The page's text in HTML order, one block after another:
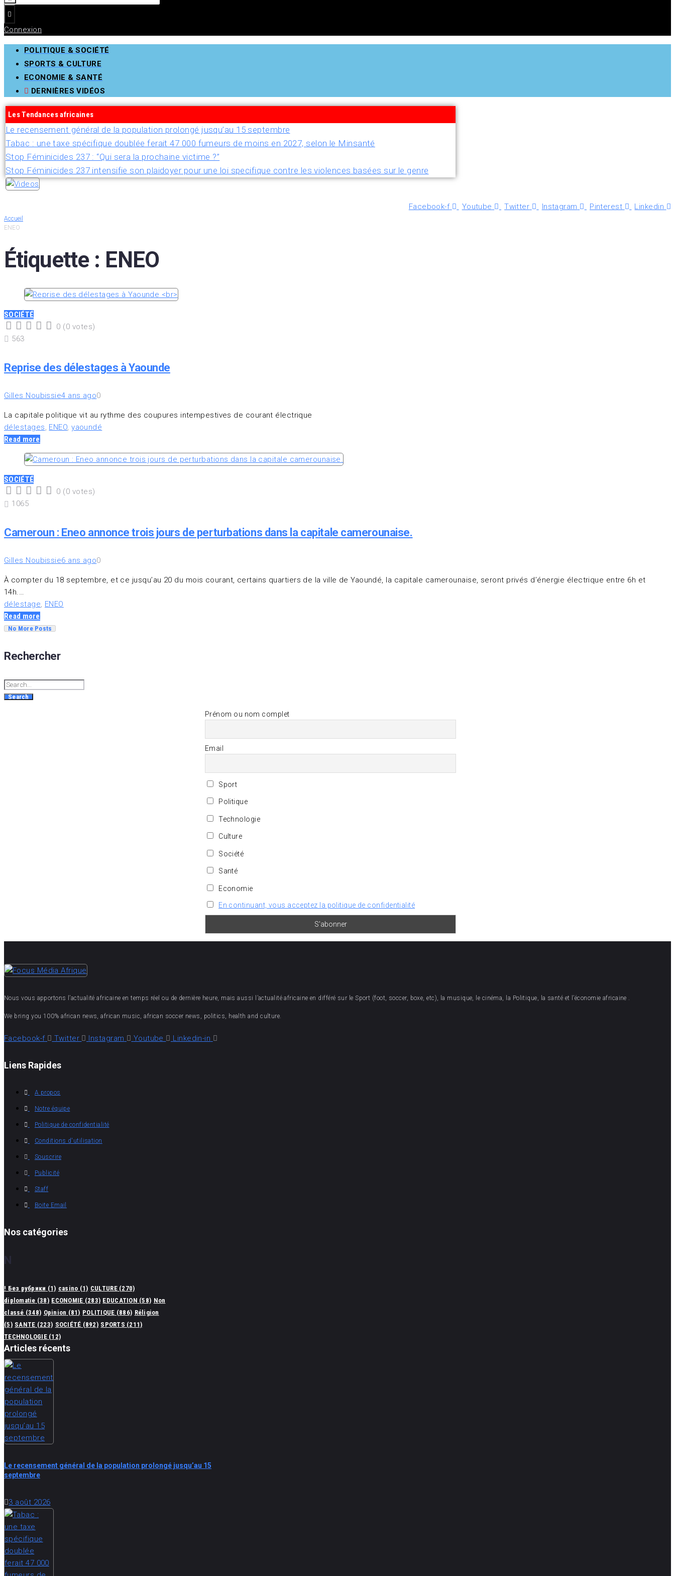
Connexion
POLITIQUE & SOCIÉTÉ
SPORTS & CULTURE
ECONOMIE & SANTÉ
DERNIÈRES VIDÉOS
Les Tendances africaines
Le recensement général de la population prolongé jusqu’au 15 septembre
Tabac : une taxe spécifique doublée ferait 47 000 fumeurs de moins en 2027, selon le Minsanté
Stop Féminicides 237 : “Qui sera la prochaine victime ?”
Stop Féminicides 237 intensifie son plaidoyer pour une loi specifique contre les violences basées sur le genre
Facebook-f Youtube Twitter Instagram Pinterest Linkedin
Accueil
ENEO
Étiquette : ENEO
SOCIÉTÉ
2
1
0 (0 votes)
563
Reprise des délestages à Yaounde
Gilles Noubissie4 ans ago0
La capitale politique vit au rythme des coupures intempestives de courant électrique
délestages, ENEO,yaoundé
Read more
SOCIÉTÉ
3
2
1
0 (0 votes)
1065
Cameroun : Eneo annonce trois jours de perturbations dans la capitale camerounaise.
Gilles Noubissie6 ans ago0
À compter du 18 septembre, et ce jusqu’au 20 du mois courant, certains quartiers de la ville de Yaoundé, la capitale camerounaise, seront privés d’énergie électrique entre 6h et
14h.…
délestage, ENEO
Read more
No More Posts
Rechercher
Search
for:
Search
Prénom ou nom complet
Email
Sport
Politique
Technologie
Culture
Société
Santé
Economie
En continuant, vous acceptez la politique de confidentialité
Nous vous apportons l’actualité africaine en temps réel ou de dernière heure, mais aussi l’actualité africaine en différé sur le Sport (foot, soccer, boxe, etc), la musique, le cinéma, la Politique, la santé et l’économie africaine .
We bring you 100% african news, african music, african soccer news, politics, health and culture.
Facebook-f Twitter Instagram Youtube Linkedin-in
Liens Rapides
A propos
Notre équipe
Politique de confidentialité
Conditions d'utilisation
Souscrire
Publicité
Staff
Boite Email
Nos catégories
N
! Без рубрики (1) casino (1) CULTURE(270)
diplomatie (38) ECONOMIE (283) EDUCATION (58) Non
classé (348) Opinion (81) POLITIQUE (886) Réligion
(5) SANTE (223) SOCIÉTÉ (892) SPORTS (211)
TECHNOLOGIE(12)
Articles récents
Le recensement général de la population prolongé jusqu’au 15
septembre
3 août 2026